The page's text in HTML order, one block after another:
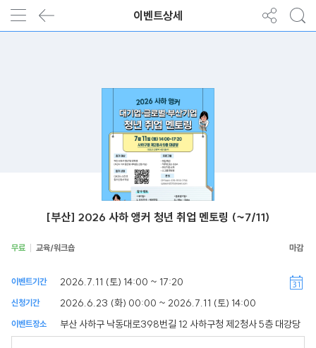
이벤트상세
[부산] 2026 사하 앵커 청년 취업 멘토링 (~7/11)
무료 교육/워크숍
이벤트기간 2026.7.11 (토) 14:00 ~ 17:20
신청기간 2026.6.23 (화) 00:00 ~ 2026.7.11 (토) 14:00
이벤트장소 부산 사하구 낙동대로398번길 12 사하구청 제2청사 5층 대강당